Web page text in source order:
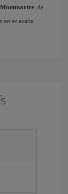
, de
no se acaba